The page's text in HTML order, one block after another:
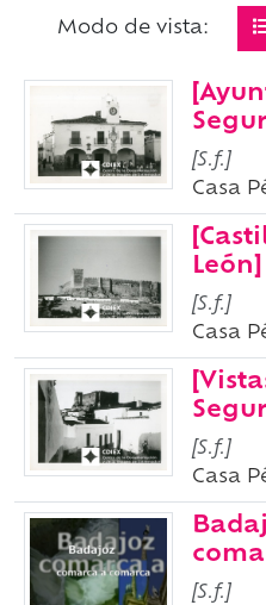
Modo de vista:
[S.f.]
Casa
León]
[S.f.]
Casa
[S.f.]
Casa
[S.f.]